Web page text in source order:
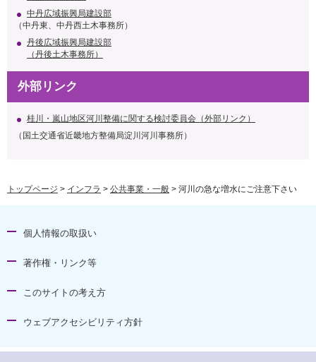
中丹広域振興局建設部
（中丹東、中丹西土木事務所）
丹後広域振興局建設部
（丹後土木事務所）
外部リンク
桂川・嵐山地区河川整備に関する検討委員会（外部リンク）
（国土交通省近畿地方整備局淀川河川事務所）
トップページ > インフラ > 公共事業・一般 > 河川の急な増水にご注意下さい
個人情報の取扱い
著作権・リンク等
このサイトの考え方
ウェブアクセシビリティ方針